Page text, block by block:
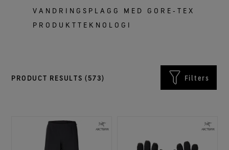
VANDRINGSPLAGG MED GORE‑TEX
PRODUKTTEKNOLOGI
PRODUCT RESULTS (573) Filters